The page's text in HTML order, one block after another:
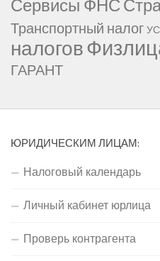
Транспортный налог
налогов
ГАРАНТ
ЮРИДИЧЕСКИМ ЛИЦАМ:
Налоговый календарь
Личный кабинет юрлица
Проверь контрагента